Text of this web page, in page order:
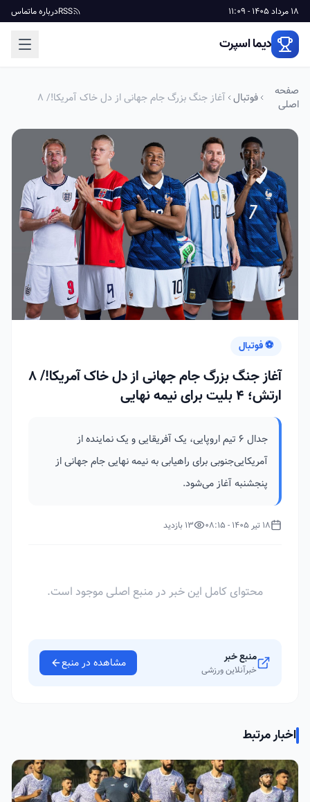
18 مرداد 1405 - 11:09 RSSدرباره ماتماس
دیما اسپرت
صفحه
اصلی
فوتبال
آغاز جنگ بزرگ جام جهانی از دل خاک آمریکا!/ ۸
⚽ فوتبال
آغاز جنگ بزرگ جام جهانی از دل خاک آمریکا!/ ۸
ارتش؛ ۴ بلیت برای نیمه نهایی
جدال 6 تیم اروپایی، یک آفریقایی و یک نماینده از
آمریکایی‌جنوبی برای راهیابی به نیمه نهایی جام جهانی از
پنجشنبه آغاز می‌شود.
18 تیر 1405 - 08:15 13 بازدید
محتوای کامل این خبر در منبع اصلی موجود است.
منبع خبر
خبرآنلاین ورزشی مشاهده در منبع
اخبار مرتبط